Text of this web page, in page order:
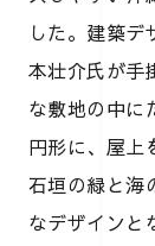
した。建築
本壮介氏が手
な敷地の中に
円形に、屋上
石垣の緑と海
なデザインと